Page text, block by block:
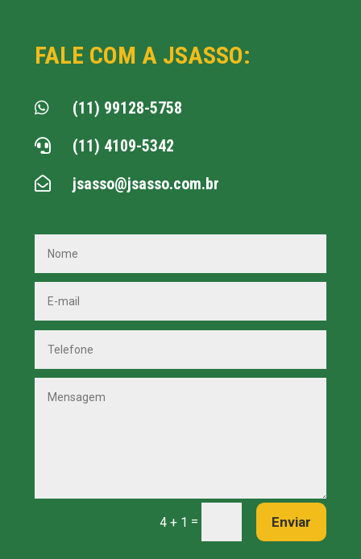
FALE COM A JSASSO:
 (11) 99128-5758
 (11) 4109-5342
 jsasso@jsasso.com.br
4 + 1 = Enviar